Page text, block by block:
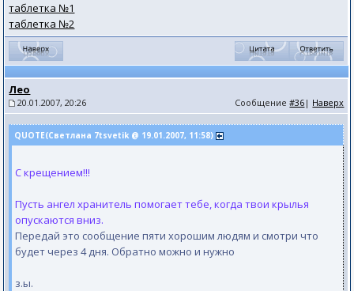
таблетка №1
таблетка №2
Лео
20.01.2007, 20:26 Сообщение#36 | Наверх
QUOTE(Светлана 7tsvetik @ 19.01.2007, 11:58)
С крещением!!!
Пусть ангел хранитель помогает тебе, когда твои крылья
опускаются вниз.
Передай это сообщение пяти хорошим людям и смотри что
будет через 4 дня. Обратно можно и нужно
з.ы.